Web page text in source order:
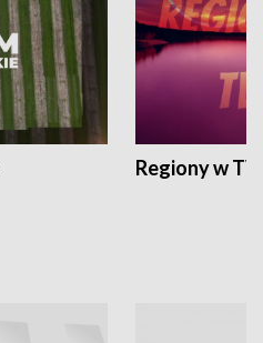
Regiony w